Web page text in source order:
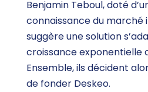
Benjamin Teboul, doté
connaissance du marché
suggère une solution
croissance exponentielle
Ensemble, ils décident
de fonder Deskeo.